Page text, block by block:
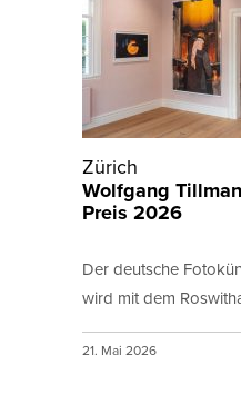
Zürich
Wolfgang
Preis 2026
Der deutsche
wird mit dem
21. Mai 2026